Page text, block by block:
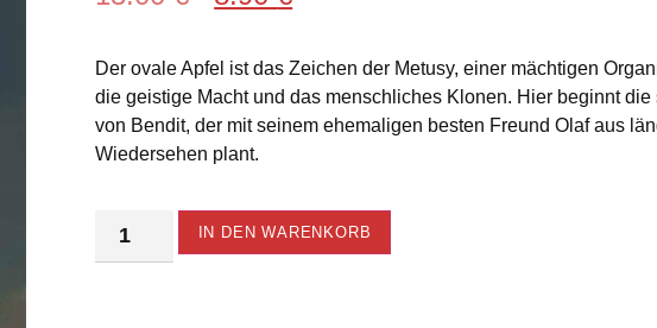
Der ovale Apfel ist das Zeichen der Metusy, einer mächtigen
die geistige Macht und das menschliches Klonen. Hier beginnt
von Bendit, der mit seinem ehemaligen besten Freund Olaf aus
Wiedersehen plant.
IN DEN WARENKORB